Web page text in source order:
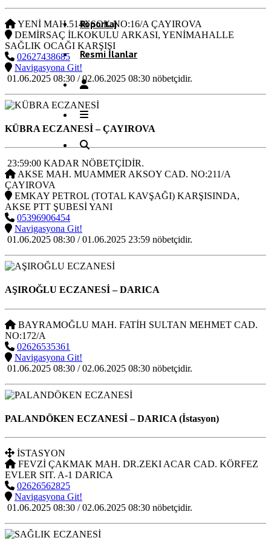
Röportaj
Resmi İlanlar
YENİ MAH.5148 SOK.NO:16/A ÇAYIROVA
DEMİRSAÇ İLKOKULU ARKASI, YENİMAHALLE
SAĞLIK OCAĞI KARŞISI
02627438685
Navigasyona Git!
01.06.2025 08:30 / 02.06.2025 08:30 nöbetçidir.
KÜBRA ECZANESİ– ÇAYIROVA
23:59:00 KADAR NÖBETÇİDİR.
AKSE MAH. MUAMMER AKSOY CAD. NO:211/A
ÇAYIROVA
EMKAY PETROL (TOTAL KAVŞAĞI) KARŞISINDA,
AKSE PTT ŞUBESİ YANI
05396906454
Navigasyona Git!
01.06.2025 08:30 / 01.06.2025 23:59 nöbetçidir.
AŞIROĞLU ECZANESİ– DARICA
BAYRAMOĞLU MAH. FATİH SULTAN MEHMET CAD.
NO:172/A
02626535361
Navigasyona Git!
01.06.2025 08:30 / 02.06.2025 08:30 nöbetçidir.
PALANDÖKEN ECZANESİ– DARICA (İstasyon)
İSTASYON
FEVZİ ÇAKMAK MAH. DR.ZEKI ACAR CAD. KÖRFEZ
EVLER SIT. A-1 DARICA
02626562825
Navigasyona Git!
01.06.2025 08:30 / 02.06.2025 08:30 nöbetçidir.